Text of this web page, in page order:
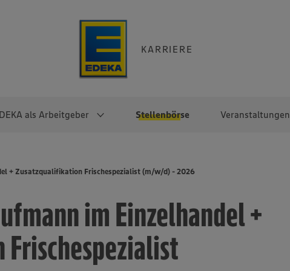
KARRIERE
als Arbeitgeber Stellenbörse Veranstaltungen
Direkteinstieg
Noch Fragen?
Selbstständig mit EDEKA
Überblick
EDEKA Fruchtkontor
EDEKA Foodservice
EDEKA-
+ Zusatzqualifikation Frischespezialist (m/w/d) - 2026
im Einzelhandel +